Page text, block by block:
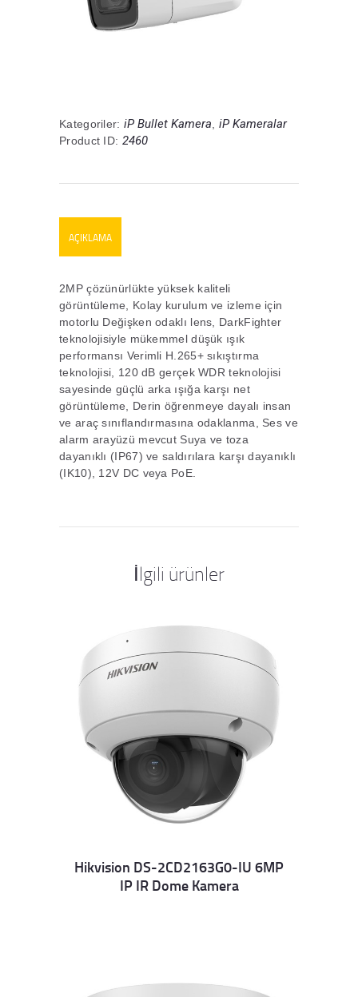
Kategoriler: iP Bullet Kamera iP Kameralar
Product ID: 2460
AÇIKLAMA
2MP çözünürlükte yüksek kaliteli
görüntüleme, Kolay kurulum ve izleme için
motorlu Değişken odaklı lens, DarkFighter
teknolojisiyle mükemmel düşük ışık
performansı Verimli H.265+ sıkıştırma
teknolojisi, 120 dB gerçek WDR teknolojisi
sayesinde güçlü arka ışığa karşı net
görüntüleme, Derin öğrenmeye dayalı insan
ve araç sınıflandırmasına odaklanma, Ses ve
alarm arayüzü mevcut Suya ve toza
dayanıklı (IP67) ve saldırılara karşı dayanıklı
(IK10), 12V DC veya PoE.
İlgili ürünler
Details
Hikvision DS-2CD2163G0-IU 6MP
IP IR Dome Kamera